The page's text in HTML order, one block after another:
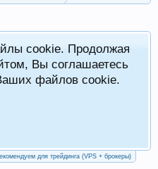
cookie. Продолжая
Вы соглашаетесь
файлов cookie.
для трейдинга (VPS + брокеры)